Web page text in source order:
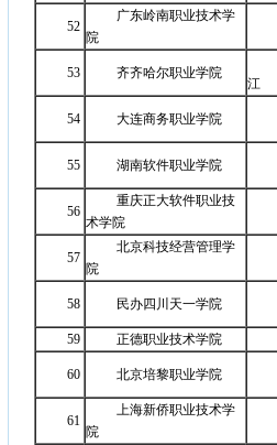
52
广东岭南职业技术学
院
53 齐齐哈尔职业学院
江
54 大连商务职业学院
55 湖南软件职业学院
56
重庆正大软件职业技
术学院
57
北京科技经营管理学
院
58 民办四川天一学院
59
正德职业技术学院
60 北京培黎职业学院
61
上海新侨职业技术学
院